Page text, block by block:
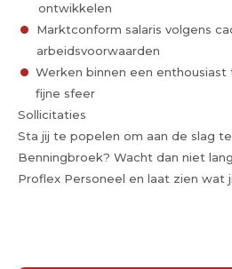
ontwikkelen
Marktconform salaris volgens
arbeidsvoorwaarden
Werken binnen een
fijne sfeer
Sollicitaties
Sta jij te popelen om aan de slag
Benningbroek? Wacht dan niet
Proflex Personeel en laat zien wat